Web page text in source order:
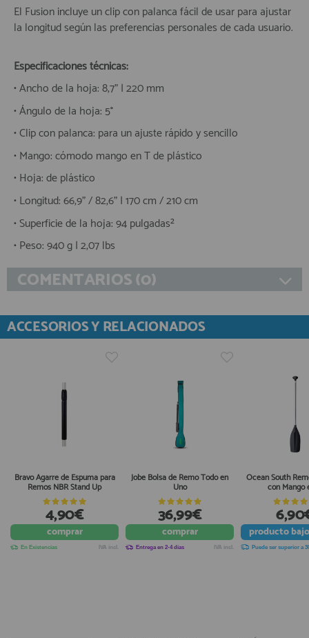
El Fusion incluye un clip con palanca fácil de usar para ajustar
la longitud según las preferencias personales de cada usuario.
Especificaciones técnicas:
• Ancho de la hoja: 8,7" | 220 mm
• Ángulo de la hoja: 5°
• Clip con palanca: para un ajuste rápido y sencillo
• Mango: cómodo mango en T de plástico
• Hoja: de plástico
• Longitud: 66,9" / 82,6" | 170 cm / 210 cm
• Superficie de la hoja: 94 pulgadas²
• Peso: 940 g | 2,07 lbs
COMENTARIOS (0)
ACCESORIOS Y RELACIONADOS
Bravo Agarre de Espuma para
Remos NBR Stand Up
4,90€
comprar
En Existencias IVA incl.
Jobe Bolsa de Remo Todo en
Uno
36,99€
comprar
Entrega en 2-4 días IVA incl.
Ocean South
con Mango
producto
Puede ser superior a